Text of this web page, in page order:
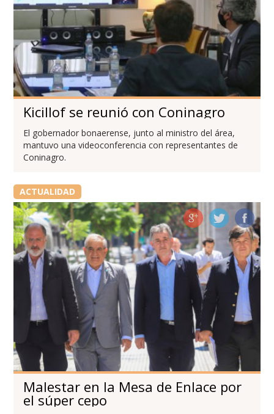
Kicillof se reunió con Coninagro
El gobernador bonaerense, junto al ministro del área,
mantuvo una videoconferencia con representantes de
Coninagro.
ACTUALIDAD
Malestar en la Mesa de Enlace por
el súper cepo